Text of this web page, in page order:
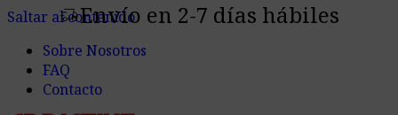
Saltar al contenido
delivery_truck_speedEnvío en 2-7 días hábiles
Sobre Nosotros
FAQ
Contacto